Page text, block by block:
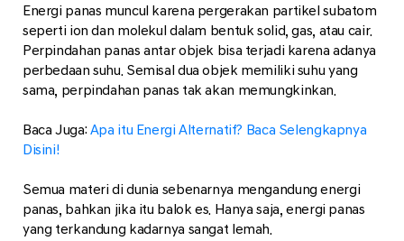
Energi panas muncul karena pergerakan partikel subatom
seperti ion dan molekul dalam bentuk solid, gas, atau cair.
Perpindahan panas antar objek bisa terjadi karena adanya
perbedaan suhu. Semisal dua objek memiliki suhu yang
sama, perpindahan panas tak akan memungkinkan.
Baca Juga: Apa itu Energi Alternatif? Baca Selengkapnya
Disini!
Semua materi di dunia sebenarnya mengandung energi
panas, bahkan jika itu balok es. Hanya saja, energi panas
yang terkandung kadarnya sangat lemah.